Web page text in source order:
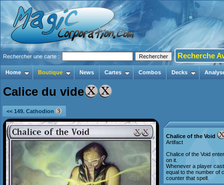
Rechercher une carte : Recherche
Home Boutique News Cartes Combos Decks
Calice du vide
<< 149. Cathodion
Chalice of the Void
Artifact
Chalice of the Void
on it.
Whenever a player
equal to the number of
counter that spell.